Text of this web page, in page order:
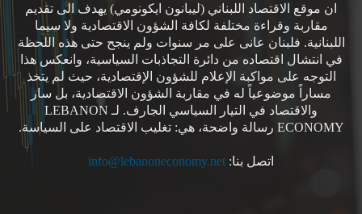
ان موقع الاقتصاد اللبناني (ليبانون ايكونومي) يهدف الى تقديم
مقاربة وقراءة مختلفة لكافة الشؤون الاقتصادية ولا سيما
اللبنانية. فلبنان عانى على مر سنوات ولم ينجح حتى هذه اللحظة
في انتشال اقتصاده من دائرة التجاذبات السياسية، وانعكس هذا
التوجه على مواكبة الإعلام للشؤون الإقتصادية، حيث لم يتخذ
مساراً موضوعياً له في مقاربة الشؤون الاقتصادية، بل سار
والاقتصاد في التيار السياسي الجارف. لـ LEBANON
ECONOMY رسالة واضحة، هي: تغليب الاقتصاد على السياسة.
اتصل بنا: info@lebanoneconomy.net